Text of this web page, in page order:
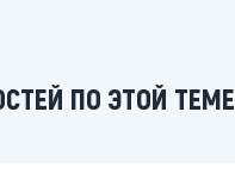
ПО ЭТОЙ ТЕМЕ